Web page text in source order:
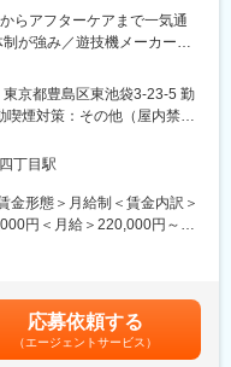
チンコが好き」という熱い
イヤーの気持ちを大切に
えながら開発に取り組んで
ークが築かれる環境です。
しみながら成長できる活気
最大の強みは、企画立案から
開発できるワンストップ開
させる技術…規則にただ縛ら
白さを最大化し、魅力的な
究してゲームの可能性を追
らアフターケアまで一気通
が強み／遊技機メーカー出
計、制作、実装、申請書類
がら一連の開発業務を担う
即戦力として担っていただ
京都豊島区東池袋3-23-5 勤
煙対策：その他（屋内禁煙
会社の定める事業所
丁目駅
金形態＞月給制＜賃金内訳＞
円＜月給＞220,000円～
案して実施賃金はあくまで
下する可能性があります。
す。
応募依頼する
（エージェントサービス）